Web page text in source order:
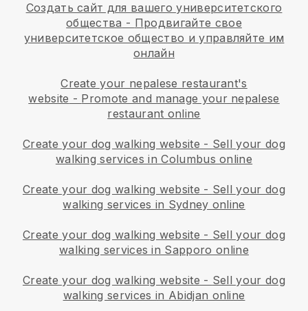
Создать сайт для вашего университетского
общества - Продвигайте свое
университетское общество и управляйте им
онлайн
Create your nepalese restaurant's
website - Promote and manage your nepalese
restaurant online
Create your dog walking website - Sell your dog
walking services in Columbus online
Create your dog walking website - Sell your dog
walking services in Sydney online
Create your dog walking website - Sell your dog
walking services in Sapporo online
Create your dog walking website - Sell your dog
walking services in Abidjan online